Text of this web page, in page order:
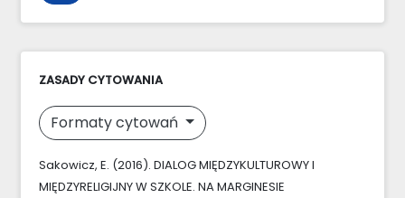
ZASADY CYTOWANIA
Formaty cytowań
Sakowicz, E. (2016). DIALOG MIĘDZYKULTUROWY I
MIĘDZYRELIGIJNY W SZKOLE. NA MARGINESIE